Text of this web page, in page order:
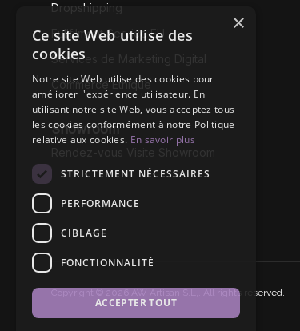
Dropshipping
Fullfilment Service EU
Services de Marketing Digital
Commerce Éthique
Showroom
Copyright © 2026 AW Artisan S.L,. All rights reserved.
×
Ce site Web utilise des
cookies
Notre site Web utilise des cookies pour
améliorer l'expérience utilisateur. En
utilisant notre site Web, vous acceptez tous
les cookies conformément à notre Politique
relative aux cookies. En savoir plus
STRICTEMENT NÉCESSAIRES
PERFORMANCE
CIBLAGE
FONCTIONNALITÉ
ACCEPTER TOUT